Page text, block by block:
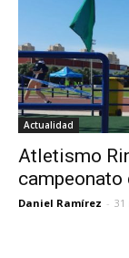
Actualidad
Atletismo
campeonato
Daniel Ramírez - 31